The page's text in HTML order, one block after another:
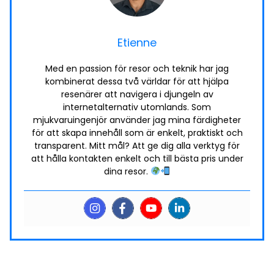
Etienne
Med en passion för resor och teknik har jag
kombinerat dessa två världar för att hjälpa
resenärer att navigera i djungeln av
internetalternativ utomlands. Som
mjukvaruingenjör använder jag mina färdigheter
för att skapa innehåll som är enkelt, praktiskt och
transparent. Mitt mål? Att ge dig alla verktyg för
att hålla kontakten enkelt och till bästa pris under
dina resor.